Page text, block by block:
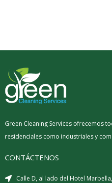
Green Cleaning Services ofrecemos
residenciales como industriales y
CONTÁCTENOS
Calle D, al lado del Hotel